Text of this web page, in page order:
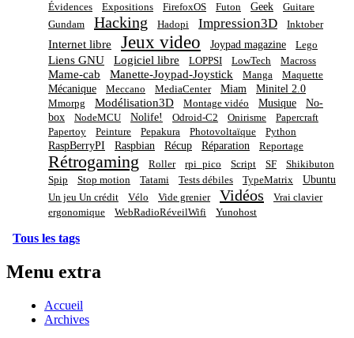
Évidences
Expositions FirefoxOS Futon Geek
Guitare
Gundam
Hacking Hadopi Impression3D Inktober
Internet libre Jeux video Joypad magazine Lego
Liens GNU Logiciel libre LOPPSI LowTech Macross
Mame-cab Manette-Joypad-Joystick Manga Maquette
Mécanique Meccano MediaCenter Miam Minitel 2.0
Mmorpg Modélisation3D Montage vidéo Musique
No-
box
NodeMCU Nolife! Odroid-C2 Onirisme
Papercraft
Papertoy
Peinture Pepakura Photovoltaïque Python
RaspBerryPI Raspbian Récup Réparation Reportage
Rétrogaming Roller rpi_pico Script SF
Shikibuton
Spip
Stop motion Tatami Tests débiles TypeMatrix Ubuntu
Un jeu Un crédit Vélo Vide grenier Vidéos
Vrai clavier
ergonomique
WebRadioRéveilWifi Yunohost
Tous les tags
Menu extra
Accueil
Archives